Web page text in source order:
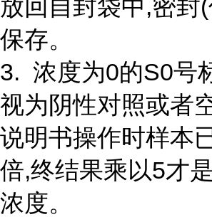
放回自封袋中,密封
保存。
3. 浓度为0的S0号
视为阴性对照或者
说明书操作时样本
倍,终结果乘以5才
浓度。